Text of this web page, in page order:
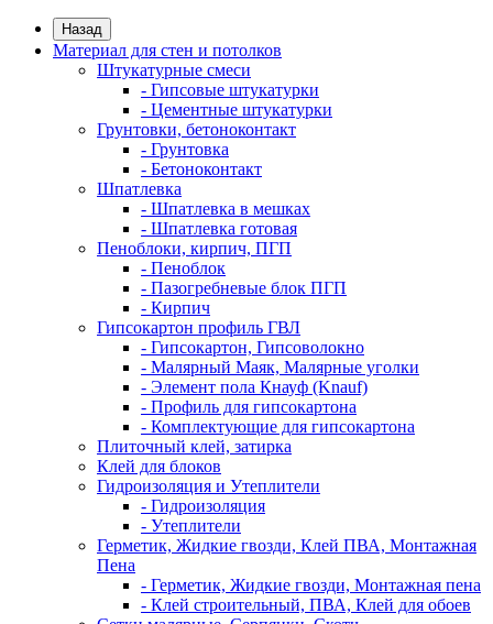
Назад
Материал для стен и потолков
Штукатурные смеси
- Гипсовые штукатурки
- Цементные штукатурки
Грунтовки, бетоноконтакт
- Грунтовка
- Бетоноконтакт
Шпатлевка
- Шпатлевка в мешках
- Шпатлевка готовая
Пеноблоки, кирпич, ПГП
- Пеноблок
- Пазогребневые блок ПГП
- Кирпич
Гипсокартон профиль ГВЛ
- Гипсокартон, Гипсоволокно
- Малярный Маяк, Малярные уголки
- Элемент пола Кнауф (Knauf)
- Профиль для гипсокартона
- Комплектующие для гипсокартона
Плиточный клей, затирка
Клей для блоков
Гидроизоляция и Утеплители
- Гидроизоляция
- Утеплители
Герметик, Жидкие гвозди, Клей ПВА, Монтажная
Пена
- Герметик, Жидкие гвозди, Монтажная пена
- Клей строительный, ПВА, Клей для обоев